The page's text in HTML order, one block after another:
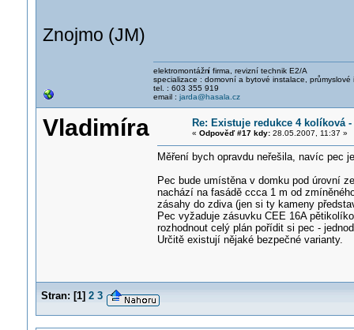
Znojmo (JM)
elektromontážní firma, revizní technik E2/A
specializace : domovní a bytové instalace, průmyslové
tel. : 603 355 919
email : jarda@hasala.cz
Vladimíra Re: Existuje redukce 4 kolíková
« Odpověď #17 kdy:28.05.2007, 11:37 »
Měření bych opravdu neřešila, navíc pec
Pec bude umístěna v domku pod úrovní
nachází na fasádě ccca 1 m od
zásahy do zdiva (jen si ty kameny
Pec vyžaduje zásuvku CEE 16A
rozhodnout celý plán pořídit si pec -
Určitě existují nějaké bezpečné varianty.
Stran: [1] 2 3